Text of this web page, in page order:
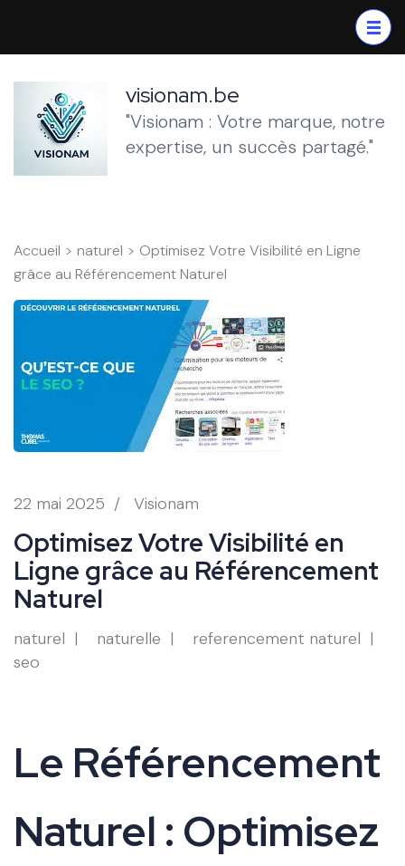
contenu
(Pressez
Entrée)
visionam.be
"Visionam : Votre marque, notre
expertise, un succès partagé."
Accueil > naturel > Optimisez Votre Visibilité en Ligne
grâce au Référencement Naturel
22 mai 2025 / Visionam
Optimisez Votre Visibilité en
Ligne grâce au Référencement
Naturel
naturel naturelle
referencement naturel
seo
Le Référencement
Naturel : Optimisez